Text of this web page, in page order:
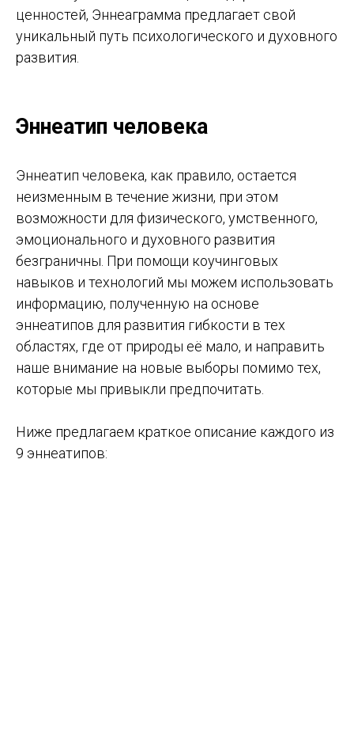
ценностей, Эннеаграмма предлагает свой
уникальный путь психологического и духовного
развития.
Эннеатип человека
Эннеатип человека, как правило, остается
неизменным в течение жизни, при этом
возможности для физического, умственного,
эмоционального и духовного развития
безграничны. При помощи коучинговых
навыков и технологий мы можем использовать
информацию, полученную на основе
эннеатипов для развития гибкости в тех
областях, где от природы её мало, и направить
наше внимание на новые выборы помимо тех,
которые мы привыкли предпочитать.
Ниже предлагаем краткое описание каждого из
9 эннеатипов: